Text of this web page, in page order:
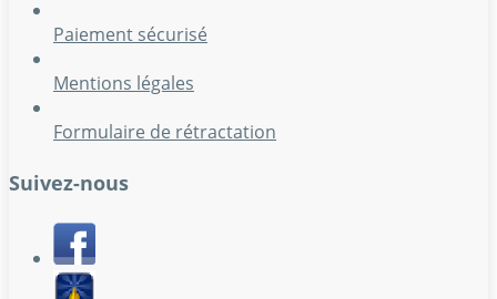
Paiement sécurisé
Mentions légales
Formulaire de rétractation
Suivez-nous